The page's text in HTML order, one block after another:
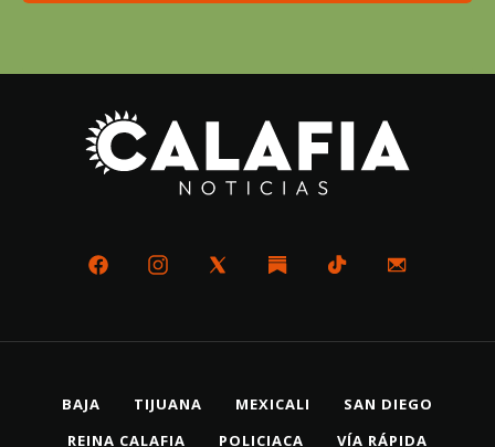
BAJA TIJUANA MEXICALI
SAN DIEGO
REINA CALAFIA
POLICIACA VÍA RÁPIDA